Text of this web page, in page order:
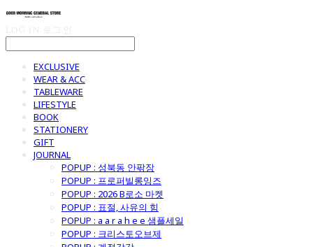
EXCLUSIVE
WEAR & ACC
TABLEWARE
LIFESTYLE
BOOK
STATIONERY
GIFT
JOURNAL
POPUP : 성북동 안팎장
POPUP : 프로퍼빌롱잉즈
POPUP : 2026 B로소 마켓
POPUP : 표절, 사유의 힘
POPUP : a a r a h e e 샘플세일
POPUP : 크리스토오브제